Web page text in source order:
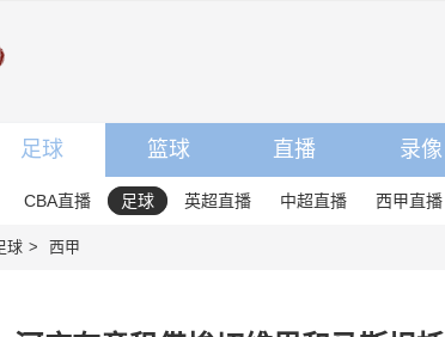
足球 篮球 直播 录像
CBA直播 足球 英超直播 中超直播 西甲直播
球 西甲